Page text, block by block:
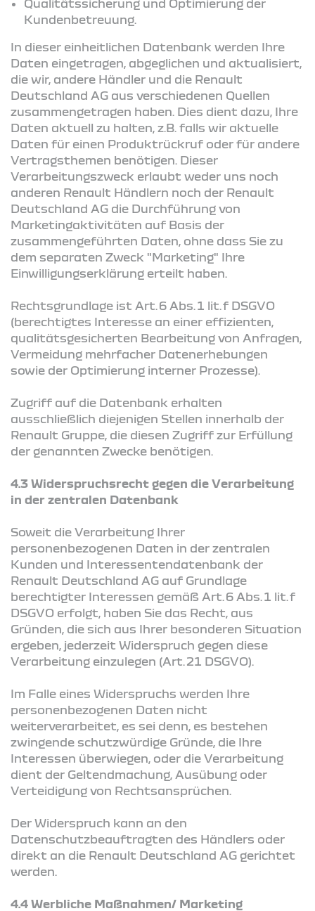
Qualitätssicherung und Optimierung der
Kundenbetreuung.
In dieser einheitlichen Datenbank werden Ihre
Daten eingetragen, abgeglichen und aktualisiert,
die wir, andere Händler und die Renault
Deutschland AG aus verschiedenen Quellen
zusammengetragen haben. Dies dient dazu, Ihre
Daten aktuell zu halten, z.B. falls wir aktuelle
Daten für einen Produktrückruf oder für andere
Vertragsthemen benötigen. Dieser
Verarbeitungszweck erlaubt weder uns noch
anderen Renault Händlern noch der Renault
Deutschland AG die Durchführung von
Marketingaktivitäten auf Basis der
zusammengeführten Daten, ohne dass Sie zu
dem separaten Zweck "Marketing" Ihre
Einwilligungserklärung erteilt haben.
Rechtsgrundlage ist Art. 6 Abs. 1 lit. f DSGVO
(berechtigtes Interesse an einer effizienten,
qualitätsgesicherten Bearbeitung von Anfragen,
Vermeidung mehrfacher Datenerhebungen
sowie der Optimierung interner Prozesse).
Zugriff auf die Datenbank erhalten
ausschließlich diejenigen Stellen innerhalb der
Renault Gruppe, die diesen Zugriff zur Erfüllung
der genannten Zwecke benötigen.
4.3 Widerspruchsrecht gegen die Verarbeitung
in der zentralen Datenbank
Soweit die Verarbeitung Ihrer
personenbezogenen Daten in der zentralen
Kunden und Interessentendatenbank der
Renault Deutschland AG auf Grundlage
berechtigter Interessen gemäß Art. 6 Abs. 1 lit. f
DSGVO erfolgt, haben Sie das Recht, aus
Gründen, die sich aus Ihrer besonderen Situation
ergeben, jederzeit Widerspruch gegen diese
Verarbeitung einzulegen (Art. 21 DSGVO).
Im Falle eines Widerspruchs werden Ihre
personenbezogenen Daten nicht
weiterverarbeitet, es sei denn, es bestehen
zwingende schutzwürdige Gründe, die Ihre
Interessen überwiegen, oder die Verarbeitung
dient der Geltendmachung, Ausübung oder
Verteidigung von Rechtsansprüchen.
Der Widerspruch kann an den
Datenschutzbeauftragten des Händlers oder
direkt an die Renault Deutschland AG gerichtet
werden.
4.4 Werbliche Maßnahmen/ Marketing